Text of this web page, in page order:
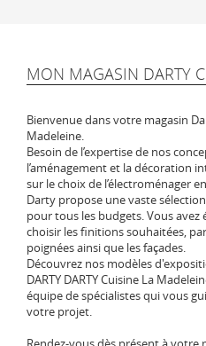
MON MAGASIN DARTY
Bienvenue dans votre magasin
Madeleine.
Besoin de l’expertise de nos
l’aménagement et la décoration
sur le choix de l’électroménager
Darty propose une vaste
pour tous les budgets. Vous
choisir les finitions souhaitées,
poignées ainsi que les façades.
Découvrez nos modèles
DARTY DARTY Cuisine La
équipe de spécialistes qui vous
votre projet.